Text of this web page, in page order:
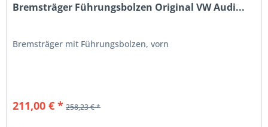
Bremsträger Führungsbolzen Original VW Audi...
Bremsträger mit Führungsbolzen, vorn
211,00 € * 258,23 € *